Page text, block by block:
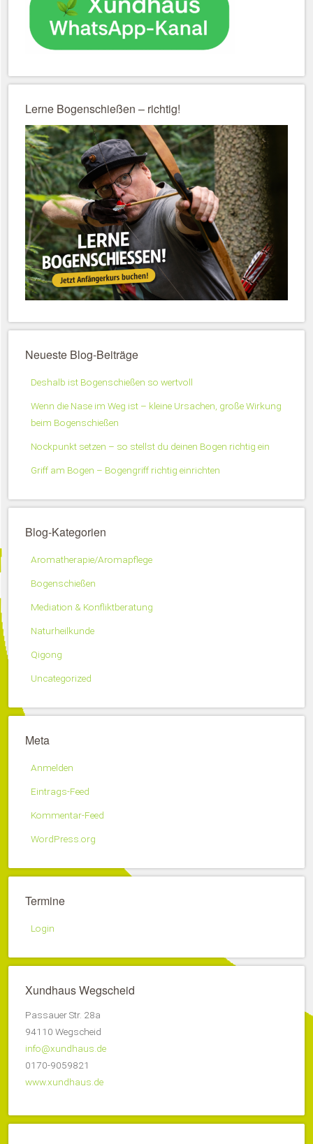
Lerne Bogenschießen – richtig!
Neueste Blog-Beiträge
Deshalb ist Bogenschießen so wertvoll
Wenn die Nase im Weg ist – kleine Ursachen, große Wirkung
beim Bogenschießen
Nockpunkt setzen – so stellst du deinen Bogen richtig ein
Griff am Bogen – Bogengriff richtig einrichten
Blog-Kategorien
Aromatherapie/Aromapflege
Bogenschießen
Mediation & Konfliktberatung
Naturheilkunde
Qigong
Uncategorized
Meta
Anmelden
Eintrags-Feed
Kommentar-Feed
WordPress.org
Termine
Login
Xundhaus Wegscheid
Passauer Str. 28a
94110 Wegscheid
info@xundhaus.de
0170-9059821
www.xundhaus.de